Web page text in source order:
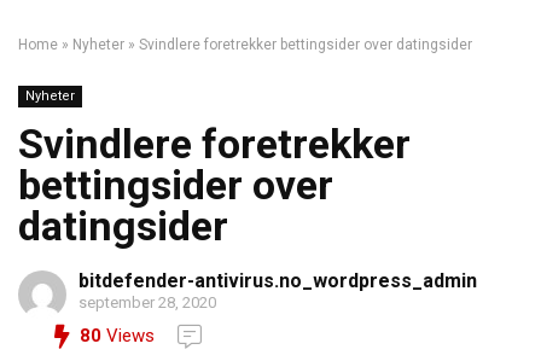
Home » Nyheter » Svindlere foretrekker bettingsider over datingsider
Nyheter
Svindlere foretrekker
bettingsider over
datingsider
bitdefender-antivirus.no_wordpress_admin
september 28, 2020
80 Views